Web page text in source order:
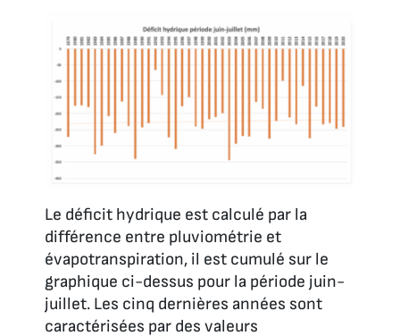
Le déficit hydrique est calculé par la
différence entre pluviométrie et
évapotranspiration, il est cumulé sur le
graphique ci-dessus pour la période juin-
juillet. Les cinq dernières années sont
caractérisées par des valeurs